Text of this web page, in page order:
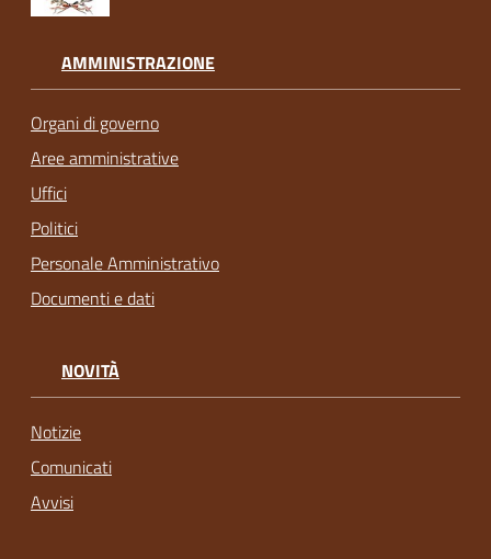
AMMINISTRAZIONE
Organi di governo
Aree amministrative
Uffici
Politici
Personale Amministrativo
Documenti e dati
NOVITÀ
Notizie
Comunicati
Avvisi